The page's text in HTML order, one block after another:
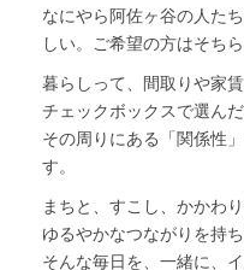
なにやら阿佐ヶ谷の人た
しい。ご希望の方はそち
暮らしって、間取りや家
チェックボックスで選ん
その周りにある「関係性
す。
まちと、すこし、かかわ
ゆるやかなつながりを持ち
そんな毎日を、一緒に、